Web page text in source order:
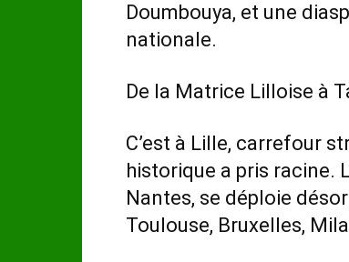
Doumbouya, et une
nationale.
De la Matrice Lilloise à
C’est à Lille, carrefour
historique a pris racine.
Nantes, se déploie
Toulouse, Bruxelles,